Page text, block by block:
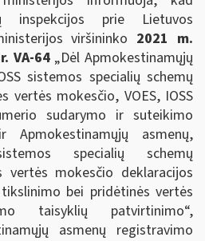
inspekcijos prie Lietuvos
viršininko 2021 m.
VA-64„Dėl Apmokestinamųjų
sistemos specialių schemų
vertės mokesčio, VOES, IOSS
sudarymo ir suteikimo
asmenų,
specialių schemų
vertės mokesčio deklaracijos
bei pridėtinės vertės
taisyklių patvirtinimo“,
asmenų registravimo